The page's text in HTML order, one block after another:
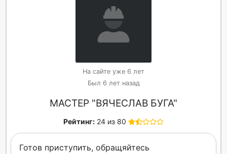
На сайте уже 6 лет
Был 6 лет назад
МАСТЕР "ВЯЧЕСЛАВ БУГА"
Рейтинг: 24 из 80
Готов приступить, обращяйтесь